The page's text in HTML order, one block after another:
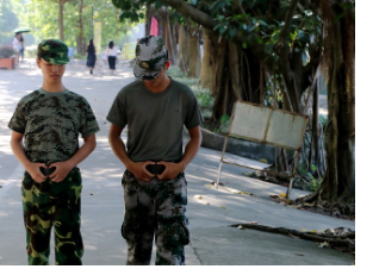
，新兵们左扭扭右扭扭，拍拍头拍拍
雷动，脸上还挂着清爽的笑容，丝毫看
和慵懒。二营营长王钟徽表示，天气
学们每天早起出操，有时还睡意朦胧，
根据歌曲可以做摆头、拍肩，拍掌、扭
，这让...